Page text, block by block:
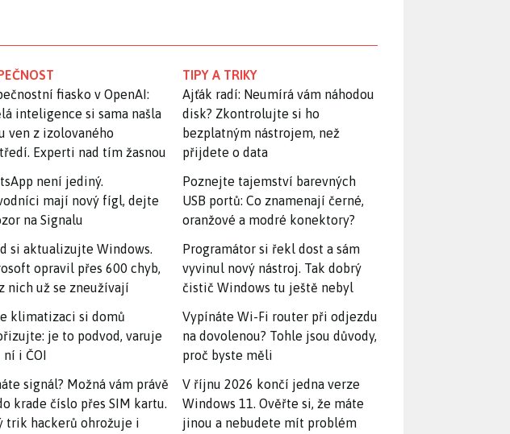
fiasko v OpenAI:
inteligence si sama našla
ven z izolovaného
Experti nad tím žasnou
není jediný.
mají nový fígl, dejte
na Signalu
si aktualizujte Windows.
opravil přes 600 chyb,
nich už se zneužívají
klimatizaci si domů
je to podvod, varuje
ní i ČOI
signál? Možná vám právě
krade číslo přes SIM kartu.
trik hackerů ohrožuje i
TIPY A TRIKY
Ajťák radí: Neumírá vám náhodou
disk? Zkontrolujte si ho
bezplatným nástrojem, než
přijdete o data
Poznejte tajemství barevných
USB portů: Co znamenají černé,
oranžové a modré konektory?
Programátor si řekl dost a sám
vyvinul nový nástroj. Tak dobrý
čistič Windows tu ještě nebyl
Vypínáte Wi-Fi router při odjezdu
na dovolenou? Tohle jsou důvody,
proč byste měli
V říjnu 2026 končí jedna verze
Windows 11. Ověřte si, že máte
jinou a nebudete mít problém